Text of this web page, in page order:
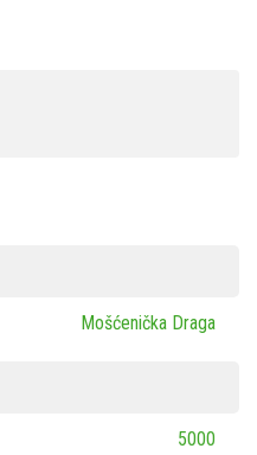
Mošćenička Draga
5000